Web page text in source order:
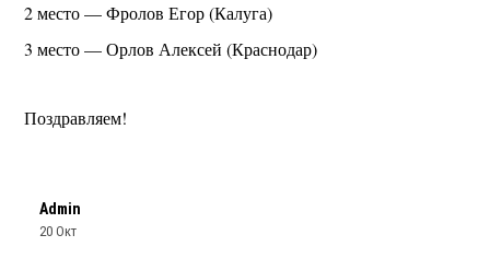
2 место — Фролов Егор (Калуга)
3 место — Орлов Алексей (Краснодар)
Поздравляем!
Admin
20 Окт